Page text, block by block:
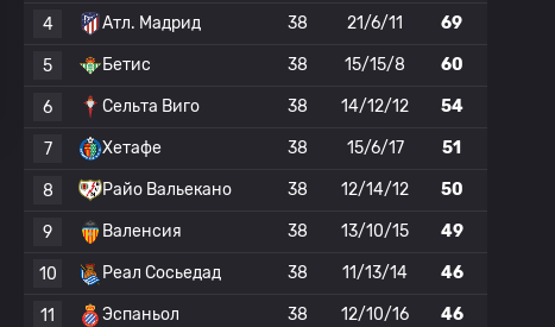
4 Атл. Мадрид 38 21/6/11 69
5 Бетис 38 15/15/8 60
6 Сельта Виго 38 14/12/12 54
7 Хетафе 38 15/6/17 51
8 Райо Вальекано 38 12/14/12 50
9 Валенсия 38 13/10/15 49
10 Реал Сосьедад 38 11/13/14 46
11 Эспаньол 38 12/10/16 46